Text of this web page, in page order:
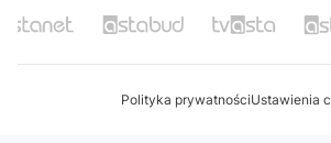
Polityka prywatnościUstawienia